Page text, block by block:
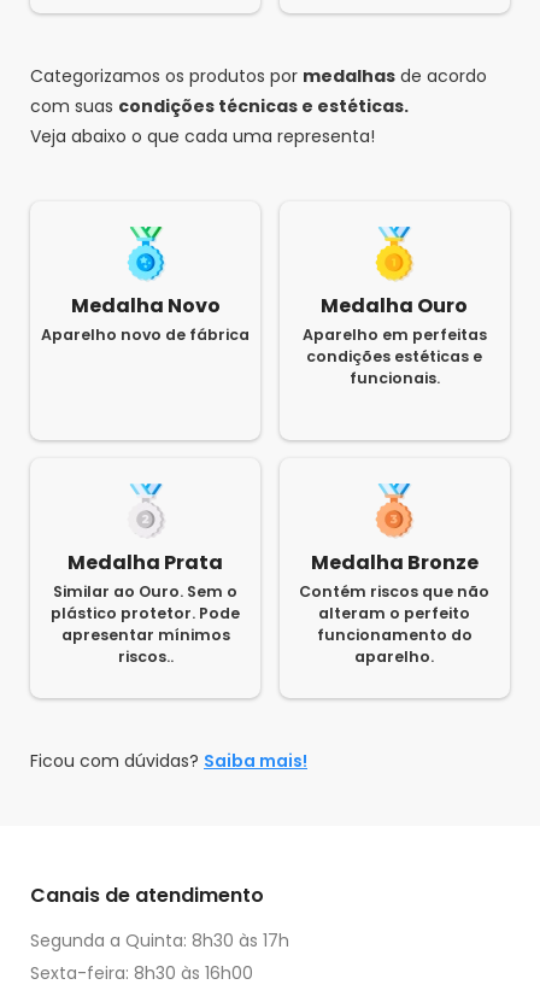
Categorizamos os produtos por medalhas de acordo
com suas condições técnicas e estéticas.
Veja abaixo o que cada uma representa!
Medalha Novo
Aparelho novo de fábrica
Medalha Ouro
Aparelho em perfeitas
condições estéticas e
funcionais.
Medalha Prata
Similar ao Ouro. Sem o
plástico protetor. Pode
apresentar mínimos
riscos..
Medalha Bronze
Contém riscos que não
alteram o perfeito
funcionamento do
aparelho.
Ficou com dúvidas? Saiba mais!
Canais de atendimento
Segunda a Quinta: 8h30 às 17h
Sexta-feira: 8h30 às 16h00